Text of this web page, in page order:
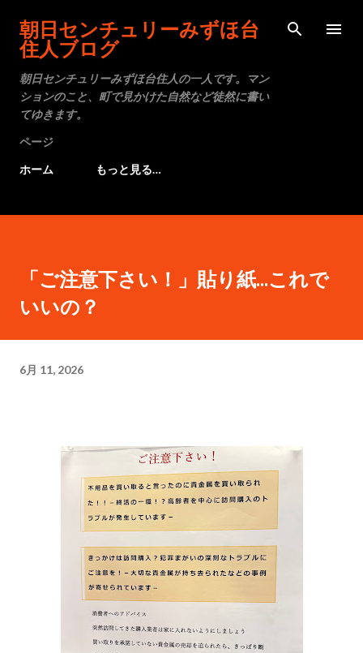
スキップしてメイン コンテンツに移動
朝日センチュリーみずほ台
住人ブログ
朝日センチュリーみずほ台住人の一人です。マン
ションのこと、町で見かけた自然など徒然に書い
てゆきます。
ページ
ホーム
もっと見る…
「ご注意下さい！」貼り紙...これで
いいの？
6月 11, 2026